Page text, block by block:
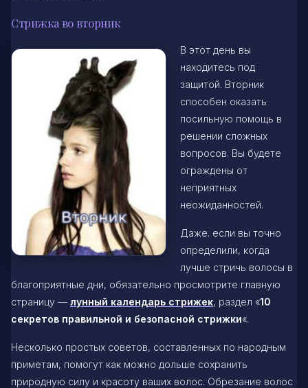
Стрижка во вторник
В этот день вы
находитесь под
защитой. Вторник
способен оказать
посильную помощь в
решении сложных
вопросов. Вы будете
ограждены от
неприятных
неожиданностей.
Даже. если вы точно
определили, когда
лучше стричь волосы в
благоприятные дни, обязательно просмотрите главную
страницу — лунный календарь стрижек, раздел «10
секретов правильной и безопасной стрижки«.
Несколько простых советов, составленных по народным
приметам, помогут как можно дольше сохранить
природную силу и красоту ваших волос. Обрезание волос